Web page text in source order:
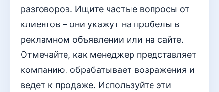
разговоров. Ищите частые вопросы от
клиентов – они укажут на пробелы в
рекламном объявлении или на сайте.
Отмечайте, как менеджер представляет
компанию, обрабатывает возражения и
ведет к продаже. Используйте эти